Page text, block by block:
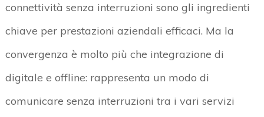
connettività senza interruzioni sono gli ingredienti
chiave per prestazioni aziendali efficaci. Ma la
convergenza è molto più che integrazione di
digitale e offline: rappresenta un modo di
comunicare senza interruzioni tra i vari servizi